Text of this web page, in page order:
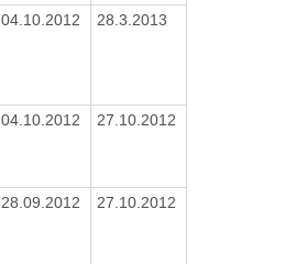
04.10.2012 28.3.2013
04.10.2012 27.10.2012
28.09.2012 27.10.2012